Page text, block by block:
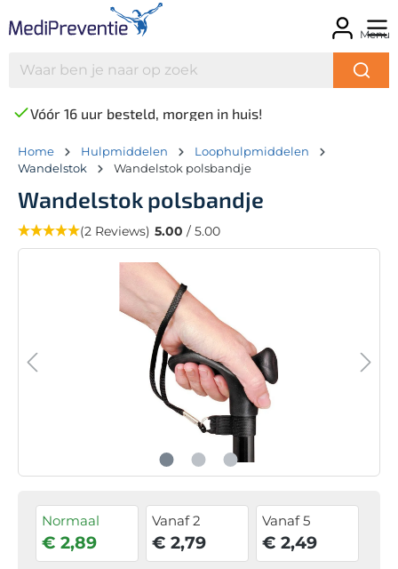
Menu
Vóór 16 uur besteld, morgen in huis!
Home Hulpmiddelen
Loophulpmiddelen
Wandelstok
Wandelstok polsbandje
Wandelstok polsbandje
(2 Reviews) 5.00 / 5.00
Normaal
€ 2,89
Vanaf 2
€ 2,79
Vanaf 5
€ 2,49